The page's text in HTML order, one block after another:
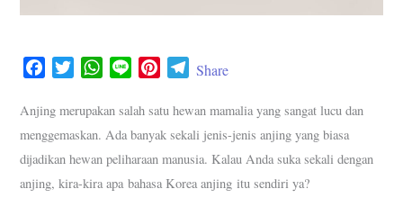
c
e
b
o
i
t
t
W
a
s
n
e
n
t
e
T
l
e
g
Share
Anjing merupakan salah satu hewan mamalia yang sangat lucu dan
menggemaskan. Ada banyak sekali jenis-jenis anjing yang biasa
dijadikan hewan peliharaan manusia. Kalau Anda suka sekali dengan
anjing, kira-kira apa bahasa Korea anjing itu sendiri ya?